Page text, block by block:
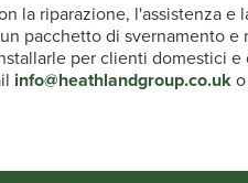
la riparazione, l'assistenza
pacchetto di svernamento
per clienti domestici
info@heathlandgroup.co.uk